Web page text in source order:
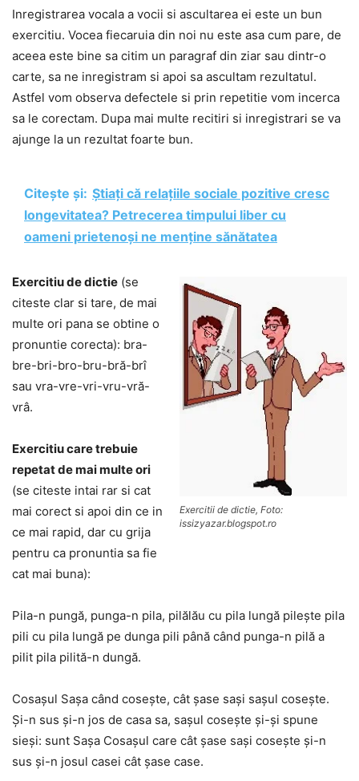
Inregistrarea vocala a vocii si ascultarea ei este un bun
exercitiu. Vocea fiecaruia din noi nu este asa cum pare, de
aceea este bine sa citim un paragraf din ziar sau dintr-o
carte, sa ne inregistram si apoi sa ascultam rezultatul.
Astfel vom observa defectele si prin repetitie vom incerca
sa le corectam. Dupa mai multe recitiri si inregistrari se va
ajunge la un rezultat foarte bun.
Citește și: Știați că relațiile sociale pozitive cresc
longevitatea? Petrecerea timpului liber cu
oameni prietenoși ne menține sănătatea
Exercitii de dictie, Foto:
issizyazar.blogspot.ro
Exercitiu de dictie (se
citeste clar si tare, de mai
multe ori pana se obtine o
pronuntie corecta): bra-
bre-bri-bro-bru-bră-brî
sau vra-vre-vri-vru-vră-
vrâ.
Exercitiu care trebuie
repetat de mai multe ori
(se citeste intai rar si cat
mai corect si apoi din ce in
ce mai rapid, dar cu grija
pentru ca pronuntia sa fie
cat mai buna):
Pila-n pungă, punga-n pila, pilălău cu pila lungă pileşte pila
pili cu pila lungă pe dunga pili până când punga-n pilă a
pilit pila pilită-n dungă.
Cosaşul Saşa când coseşte, cât şase saşi saşul coseşte.
Şi-n sus şi-n jos de casa sa, saşul coseşte şi-şi spune
sieşi: sunt Saşa Cosaşul care cât şase saşi coseşte şi-n
sus şi-n josul casei cât şase case.